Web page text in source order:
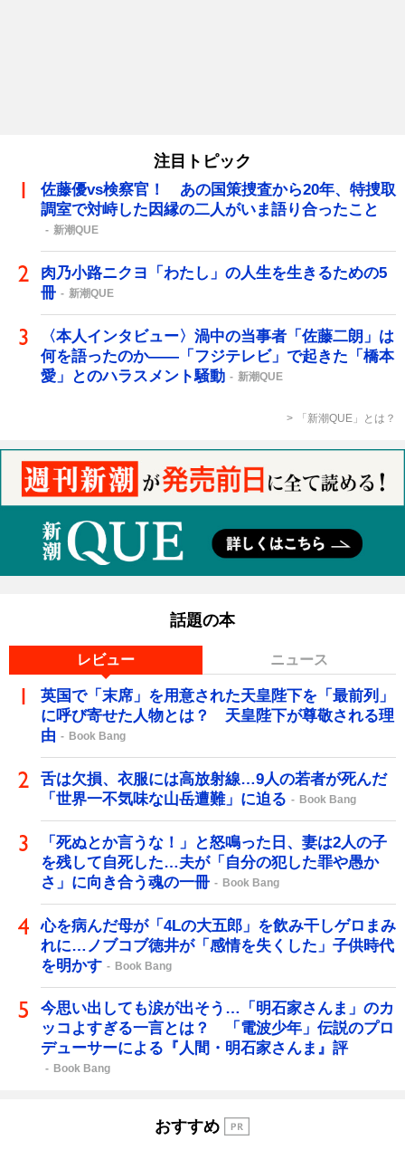
注目トピック
佐藤優vs検察官！ あの国策捜査から20年、特捜取
調室で対峙した因縁の二人がいま語り合ったこと
新潮QUE
肉乃小路ニクヨ「わたし」の人生を生きるための5
冊
新潮QUE
〈本人インタビュー〉渦中の当事者「佐藤二朗」は
何を語ったのか――「フジテレビ」で起きた「橋本
愛」とのハラスメント騒動
新潮QUE
「新潮QUE」とは？
話題の本
レビュー ニュース
英国で「末席」を用意された天皇陛下を「最前列」
に呼び寄せた人物とは？ 天皇陛下が尊敬される理
由
Book Bang
舌は欠損、衣服には高放射線…9人の若者が死んだ
「世界一不気味な山岳遭難」に迫る
Book Bang
「死ぬとか言うな！」と怒鳴った日、妻は2人の子
を残して自死した…夫が「自分の犯した罪や愚か
さ」に向き合う魂の一冊
Book Bang
心を病んだ母が「4Lの大五郎」を飲み干しゲロまみ
れに…ノブコブ徳井が「感情を失くした」子供時代
を明かす
Book Bang
今思い出しても涙が出そう…「明石家さんま」のカ
ッコよすぎる一言とは？ 「電波少年」伝説のプロ
デューサーによる『人間・明石家さんま』評
Book Bang
おすすめ